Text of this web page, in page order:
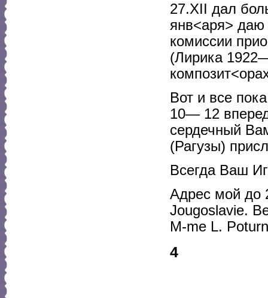
27.XII дал
янв<аря>
комиссии
(Лирика
Вот и все
10— 12
сердечный
(Рагузы)
Всегда Ваш
Адрес мой до
Jougoslavie.
M-me L.
4